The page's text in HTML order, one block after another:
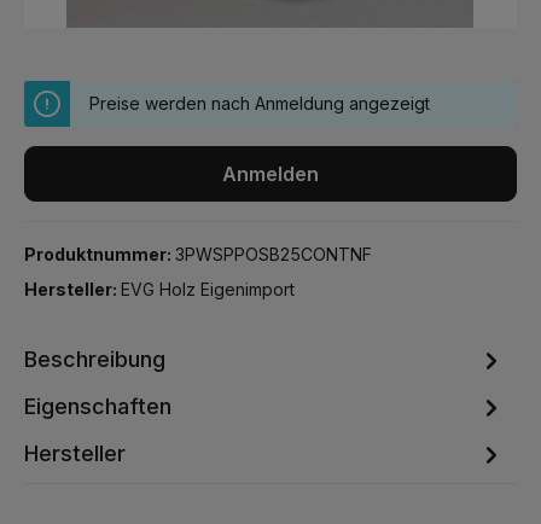
Preise werden nach Anmeldung angezeigt
Anmelden
Produktnummer: 3PWSPPOSB25CONTNF
Hersteller: EVG Holz Eigenimport
Beschreibung
Eigenschaften
Hersteller